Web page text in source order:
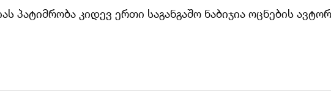
პატიმრობა კიდევ ერთი საგანგაშო ნაბიჯია ოცნების